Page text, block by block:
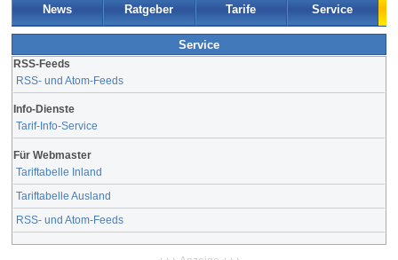
News Ratgeber Tarife Service
Service
RSS-Feeds
RSS- und Atom-Feeds
Info-Dienste
Tarif-Info-Service
Für Webmaster
Tariftabelle Inland
Tariftabelle Ausland
RSS- und Atom-Feeds